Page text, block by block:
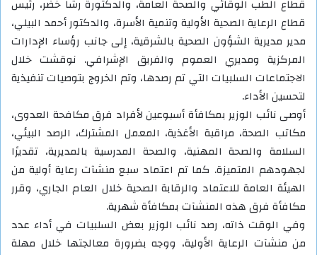
قطاع الطب الوقائي والصحة العامة، والدكتورة رشا خضر، رئيس
قطاع الرعاية الصحية الأولية وتنمية الأسرة، والدكتور أحمد البيلي،
مدير مديرية الشؤون الصحية بالشرقية، إلى جانب رؤساء الإدارات
المركزية ومديري العموم والفريق الإشرافي. نوقشت خلال
الاجتماعات السلبيات التي تم رصدها، وتم الخروج بتوصيات تنفيذية
لتحسين الأداء.
أوصى نائب الوزير بمكافأة أسبوعين لأفراد فرق مكافحة العدوى،
مكاتب الصحة، مراقبة الأغذية، المعمل المشترك، الرصد البيئي،
السلامة والصحة المهنية، والصحة المدرسية بالمديرية، تقديرًا
لجهودهم المتميزة. كما تم اعتماد سبع منشآت رعاية أولية من
الهيئة العامة للاعتماد والرقابة الصحية خلال العام الجاري، وقرر
مكافأة فرق هذه المنشآت بمكافأة شهرية.
وفي الوقت ذاته، رصد نائب الوزير بعض السلبيات في أداء عدد
من منشآت الرعاية الأولية، ووجه بضرورة معالجتها خلال مهلة